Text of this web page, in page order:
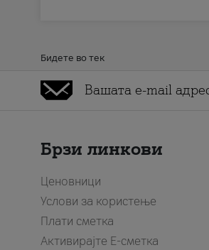
Бидете во тек
Брзи линкови
Ценовници
Услови за користење
Плати сметка
Активирајте Е-сметка